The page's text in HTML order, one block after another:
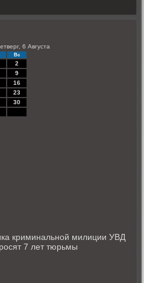
6 Августа
Вс
2
9
16
23
30
криминальной милиции УВД
7 лет тюрьмы